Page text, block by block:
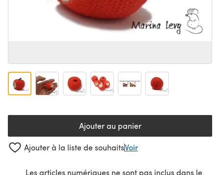
Ajouter au panier
Ajouter à la liste de souhaitsVoir
Les articles numériques ne sont pas inclus dans le